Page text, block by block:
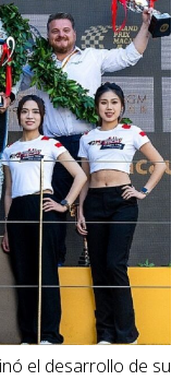
el desarrollo de su